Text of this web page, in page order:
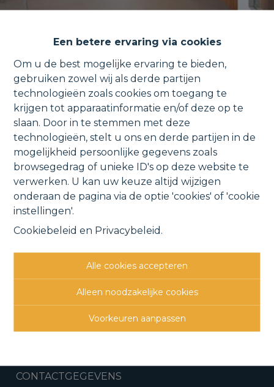
Een betere ervaring via cookies
Om u de best mogelijke ervaring te bieden,
gebruiken zowel wij als derde partijen
technologieën zoals cookies om toegang te
krijgen tot apparaatinformatie en/of deze op te
slaan. Door in te stemmen met deze
technologieën, stelt u ons en derde partijen in de
mogelijkheid persoonlijke gegevens zoals
browsegedrag of unieke ID's op deze website te
verwerken. U kan uw keuze altijd wijzigen
onderaan de pagina via de optie 'cookies' of 'cookie
instellingen'.
Cookiebeleid en Privacybeleid.
Alle cookies accepteren
Alleen noodzakelijke cookies
Voorkeuren aanpassen
Ruim en verzorgd appartement
met 2 terrassen & een garage.
Dendermondsesteenweg 151 504, 2830
Willebroek
Vorige Lijst Volgende
CONTACTGEGEVENS